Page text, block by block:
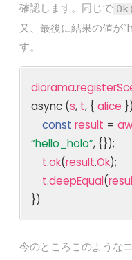
確認します。同じで
又、最後に結果の値が
す。
diorama.
async (s, t, {alice
constresult =
“hello_holo”, {});
t.ok(result.Ok);
t.deepEqual(
})
今のところこのような